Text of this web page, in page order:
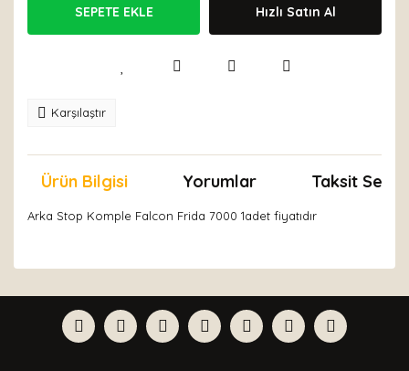
SEPETE EKLE Hızlı Satın Al
Karşılaştır
Ürün Bilgisi Yorumlar Taksit
Arka Stop Komple Falcon Frida 7000 1adet fiyatıdır
Yorum Yaz
formunu kullanarak tarafımıza iletebilirsiniz.
Görüş ve önerileriniz için teşekkür ederiz.